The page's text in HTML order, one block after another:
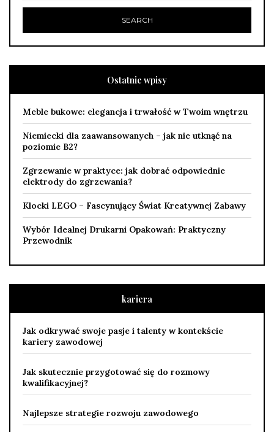
Ostatnie wpisy
Meble bukowe: elegancja i trwałość w Twoim wnętrzu
Niemiecki dla zaawansowanych – jak nie utknąć na
poziomie B2?
Zgrzewanie w praktyce: jak dobrać odpowiednie
elektrody do zgrzewania?
Klocki LEGO – Fascynujący Świat Kreatywnej Zabawy
Wybór Idealnej Drukarni Opakowań: Praktyczny
Przewodnik
kariera
Jak odkrywać swoje pasje i talenty w kontekście
kariery zawodowej
Jak skutecznie przygotować się do rozmowy
kwalifikacyjnej?
Najlepsze strategie rozwoju zawodowego